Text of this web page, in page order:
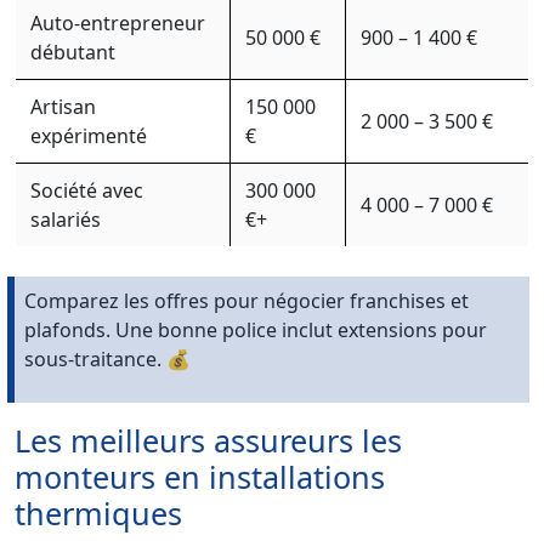
Auto-entrepreneur
débutant
50 000 € 900 – 1 400 €
Artisan
expérimenté
150 000
€
2 000 – 3 500 €
Société avec
salariés
300 000
€+
4 000 – 7 000 €
Comparez les offres pour négocier franchises et
plafonds. Une bonne police inclut extensions pour
sous-traitance. 💰
Les meilleurs assureurs les
monteurs en installations
thermiques